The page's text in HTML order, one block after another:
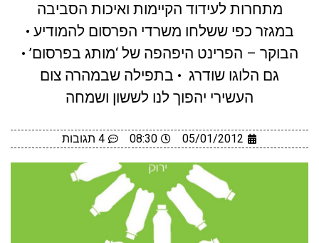
מתחרות לעידוד הקיימות ואיכות הסביבה
במגזר כפי ששלחו משרדי הפרסום להמודיע •
הבוקר – הפרינט היפהפה של ‘מותג בפרסום’ •
גם הלוגו שודרג • בתפילה שבמהרה צום
העשירי יהפוך לנו לששון ושמחה
05/01/2012
08:30 4 תגובות